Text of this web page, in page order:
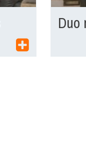
Duo